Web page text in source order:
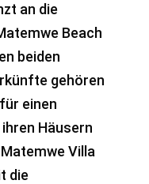
an die
Beach
beiden
gehören
einen
Häusern
Villa
die